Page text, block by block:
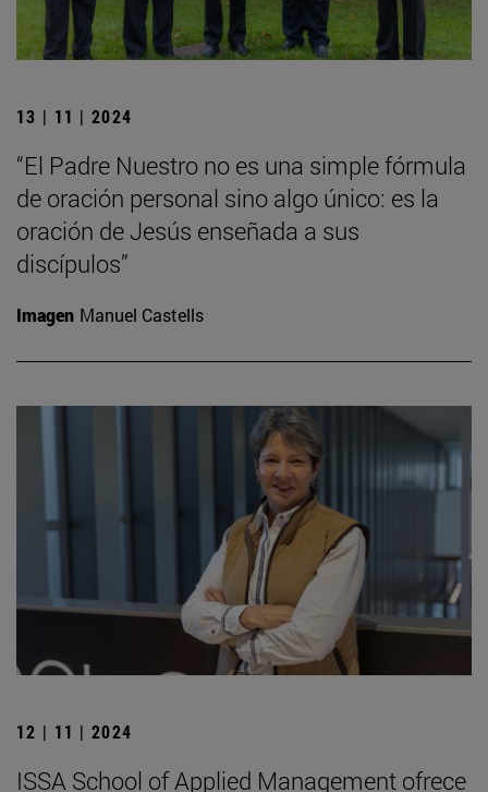
13 | 11 | 2024
“El Padre Nuestro no es una simple fórmula
de oración personal sino algo único: es la
oración de Jesús enseñada a sus
discípulos”
Imagen Manuel Castells
12 | 11 | 2024
ISSA School of Applied Management ofrece